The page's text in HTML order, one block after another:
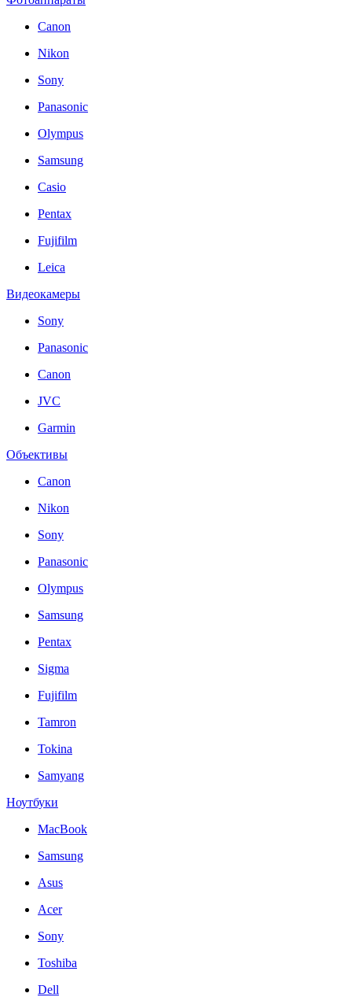
Canon
Nikon
Sony
Panasonic
Olympus
Samsung
Casio
Pentax
Fujifilm
Leica
Видеокамеры
Sony
Panasonic
Canon
JVC
Garmin
Объективы
Canon
Nikon
Sony
Panasonic
Olympus
Samsung
Pentax
Sigma
Fujifilm
Tamron
Tokina
Samyang
Ноутбуки
MacBook
Samsung
Asus
Acer
Sony
Toshiba
Dell